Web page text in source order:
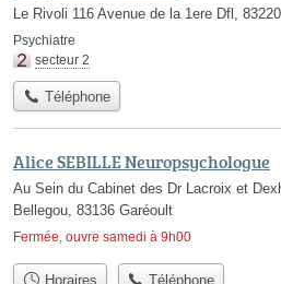
Le Rivoli 116 Avenue de la 1ere Dfl,
Psychiatre
secteur 2
Téléphone
Alice SEBILLE Neuropsychologue
Au Sein du Cabinet des Dr Lacroix et
Bellegou, 83136 Garéoult
Fermée, ouvre samedi à 9h00
Horaires Téléphone